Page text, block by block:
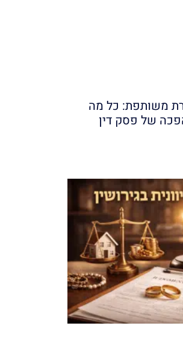
משותפת: כל מה
של פסק דין